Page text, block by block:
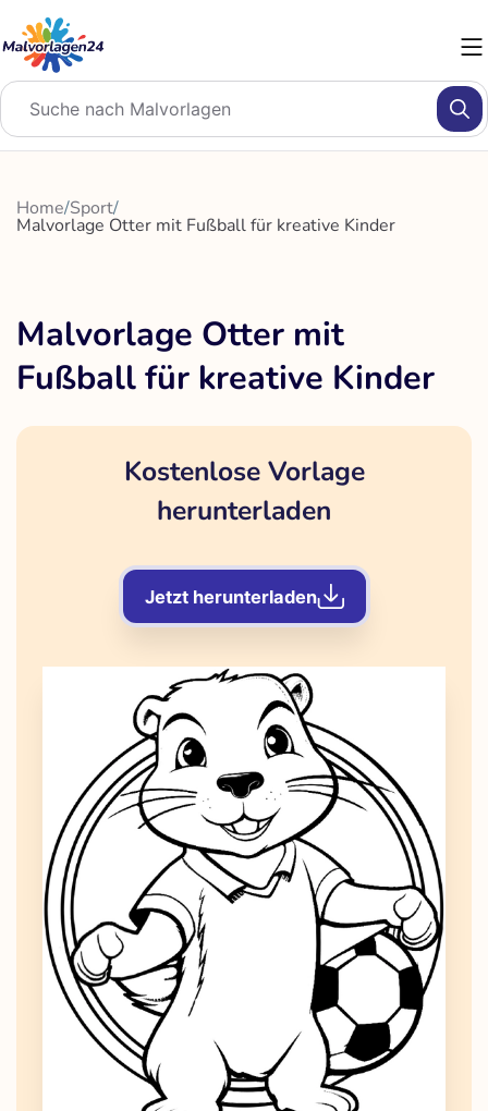
Inhalt
springen
Home/Sport/
Malvorlage Otter mit Fußball für kreative Kinder
Malvorlage Otter mit
Fußball für kreative Kinder
Kostenlose Vorlage
herunterladen
Jetzt herunterladen